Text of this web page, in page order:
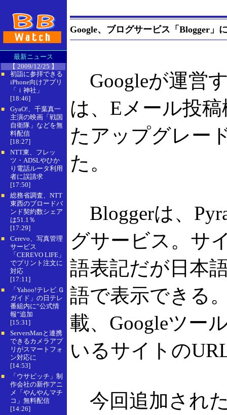
最新ニュース
【 2009/12/25 】
■
初詣に参拝できる
iPhone向けアプリ
「ｉ神社」
[18:46]
■
GyaO!、千葉真一
主演の映画「戦国
自衛隊」などを無
料配信
[18:27]
■
NTT東、フレッ
ツ・ADSLやひか
り電話ルータ利用
者に誤請求
[17:50]
■
総務省調査、NTT
東西のブロードバ
ンド契約数シェア
は51.1％
[17:29]
■
Cerevo、写真管理
サービス
「CEREVO LIFE」
でプリント注文に
対応
[17:11]
■
「Yahoo!テレビ.Ｇ
ガイド」の日テレ
番組内に“公式情
報”追加
[15:31]
■
ServersManと連携
できるカメラアプ
リがスマートフォ
ン対応に
[14:53]
■
「ウサビッチ」制
作会社の新作アニ
メ「やんやんマチ
コ」無料配信
[14:26]
Google、ブログサービス「Blogger」
Googleが運営
は、Eメール投
たアップグレー
た。
Bloggerは、
グサービス。サ
語表記だが日本
語で表示できる
載、Googleツー
いるサイトの
今回追加され